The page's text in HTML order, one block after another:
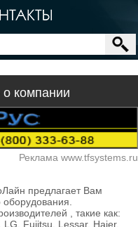
компании
Реклама www.tfsystems.ru
предлагает Вам
, такие как:
Fujitsu, Lessar, Haier,